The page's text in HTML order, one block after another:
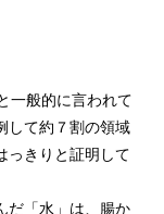
一般的に言われて
して約７割の領域
っきりと証明して
だ「水」は、腸か